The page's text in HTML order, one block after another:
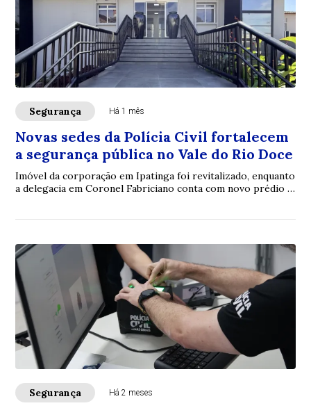
Segurança Há 1 mês
Novas sedes da Polícia Civil fortalecem
a segurança pública no Vale do Rio Doce
Imóvel da corporação em Ipatinga foi revitalizado, enquanto
a delegacia em Coronel Fabriciano conta com novo prédio e
Segurança Há 2 meses